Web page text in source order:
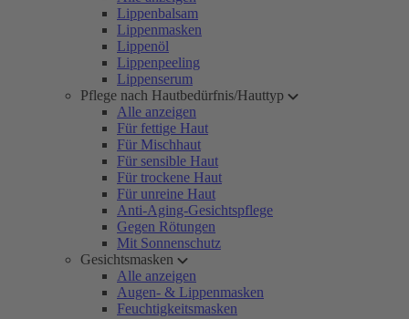
Lippenbalsam
Lippenmasken
Lippenöl
Lippenpeeling
Lippenserum
Pflege nach Hautbedürfnis/Hauttyp
Alle anzeigen
Für fettige Haut
Für Mischhaut
Für sensible Haut
Für trockene Haut
Für unreine Haut
Anti-Aging-Gesichtspflege
Gegen Rötungen
Mit Sonnenschutz
Gesichtsmasken
Alle anzeigen
Augen- & Lippenmasken
Feuchtigkeitsmasken